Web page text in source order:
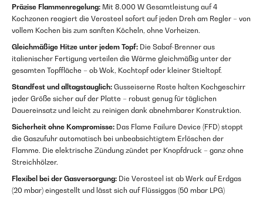
Präzise Flammenregelung: Mit 8.000 W Gesamtleistung auf 4
Kochzonen reagiert die Verosteel sofort auf jeden Dreh am Regler – von
vollem Kochen bis zum sanften Köcheln, ohne Vorheizen.
Gleichmäßige Hitze unter jedem Topf: Die Sabaf-Brenner aus
italienischer Fertigung verteilen die Wärme gleichmäßig unter der
gesamten Topffläche – ob Wok, Kochtopf oder kleiner Stieltopf.
Standfest und alltagstauglich: Gusseiserne Roste halten Kochgeschirr
jeder Größe sicher auf der Platte – robust genug für täglichen
Dauereinsatz und leicht zu reinigen dank abnehmbarer Konstruktion.
Sicherheit ohne Kompromisse: Das Flame Failure Device (FFD) stoppt
die Gaszufuhr automatisch bei unbeabsichtigtem Erlöschen der
Flamme. Die elektrische Zündung zündet per Knopfdruck – ganz ohne
Streichhölzer.
Flexibel bei der Gasversorgung: Die Verosteel ist ab Werk auf Erdgas
(20 mbar) eingestellt und lässt sich auf Flüssiggas (50 mbar LPG)